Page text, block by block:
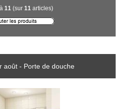
à 11 (sur 11 articles)
août - Porte de douche